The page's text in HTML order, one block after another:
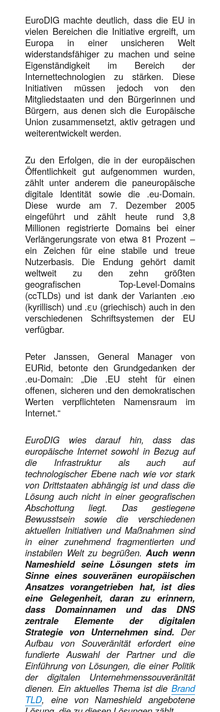
EuroDIG machte deutlich, dass die EU in
vielen Bereichen die Initiative ergreift, um
Europa in einer unsicheren Welt
widerstandsfähiger zu machen und seine
Eigenständigkeit im Bereich der
Internettechnologien zu stärken. Diese
Initiativen müssen jedoch von den
Mitgliedstaaten und den Bürgerinnen und
Bürgern, aus denen sich die Europäische
Union zusammensetzt, aktiv getragen und
weiterentwickelt werden.
Zu den Erfolgen, die in der europäischen
Öffentlichkeit gut aufgenommen wurden,
zählt unter anderem die paneuropäische
digitale Identität sowie die .eu-Domain.
Diese wurde am 7. Dezember 2005
eingeführt und zählt heute rund 3,8
Millionen registrierte Domains bei einer
Verlängerungsrate von etwa 81 Prozent –
ein Zeichen für eine stabile und treue
Nutzerbasis. Die Endung gehört damit
weltweit zu den zehn größten
geografischen Top-Level-Domains
(ccTLDs) und ist dank der Varianten .ею
(kyrillisch) und .ευ (griechisch) auch in den
verschiedenen Schriftsystemen der EU
verfügbar.
Peter Janssen, General Manager von
EURid, betonte den Grundgedanken der
.eu-Domain: „Die .EU steht für einen
offenen, sicheren und den demokratischen
Werten verpflichteten Namensraum im
Internet.“
EuroDIG wies darauf hin, dass das
europäische Internet sowohl in Bezug auf
die Infrastruktur als auch auf
technologischer Ebene nach wie vor stark
von Drittstaaten abhängig ist und dass die
Lösung auch nicht in einer geografischen
Abschottung liegt. Das gestiegene
Bewusstsein sowie die verschiedenen
aktuellen Initiativen und Maßnahmen sind
in einer zunehmend fragmentierten und
instabilen Welt zu begrüßen.Auch wenn
Nameshield seine Lösungen stets im
Sinne eines souveränen europäischen
Ansatzes vorangetrieben hat, ist dies
eine Gelegenheit, daran zu erinnern,
dass Domainnamen und das DNS
zentrale Elemente der digitalen
Strategie von Unternehmen sind. Der
Aufbau von Souveränität erfordert eine
fundierte Auswahl der Partner und die
Einführung von Lösungen, die einer Politik
der digitalen Unternehmenssouveränität
dienen. Ein aktuelles Thema ist die Brand
TLD, eine von Nameshield angebotene